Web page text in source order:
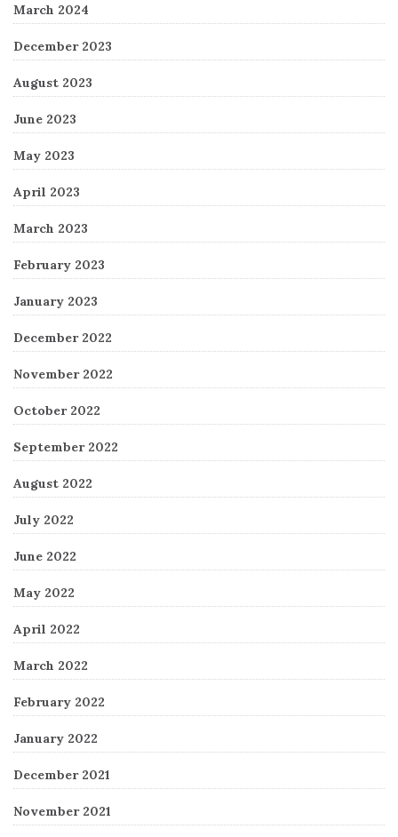
March 2024
December 2023
August 2023
June 2023
May 2023
April 2023
March 2023
February 2023
January 2023
December 2022
November 2022
October 2022
September 2022
August 2022
July 2022
June 2022
May 2022
April 2022
March 2022
February 2022
January 2022
December 2021
November 2021